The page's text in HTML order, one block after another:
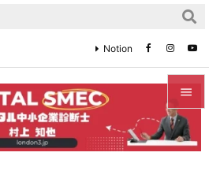


メニュ
Notion